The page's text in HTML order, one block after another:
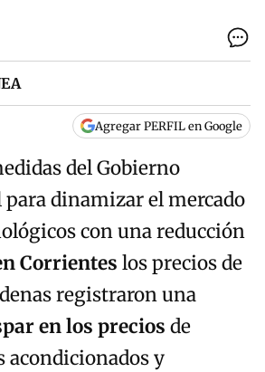
Agregar PERFIL en Google
del Gobierno
para dinamizar el mercado
con una reducción
Corrientes los precios de
registraron una
en los precios de
acondicionados y